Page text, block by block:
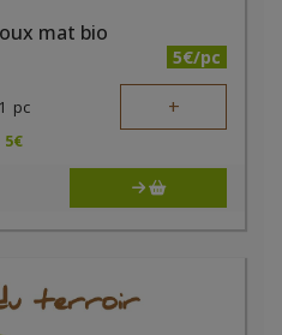
mat bio
5€/pc
1 pc +
5€